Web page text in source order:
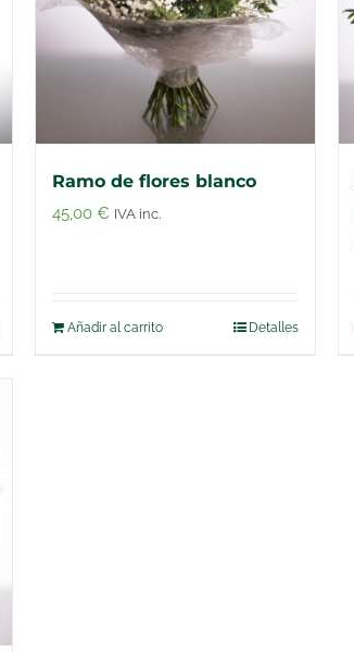
Ramo de flores blanco
45,00 € IVA inc.
Añadir al carrito Detalles